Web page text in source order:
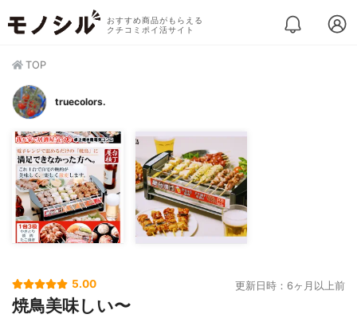
おすすめ商品がもらえる
クチコミポイ活サイト
TOP
truecolors.
5.00 更新日時：6ヶ月以上前
焼鳥美味しい〜